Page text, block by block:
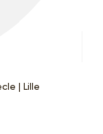
| Lille